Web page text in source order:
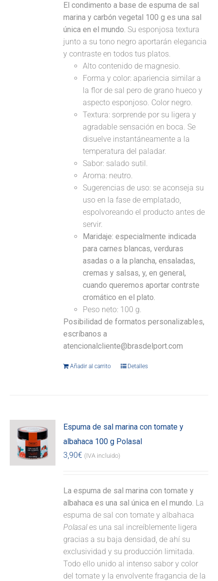
El condimento a base de espuma de sal
marina y carbón vegetal 100 g es una sal
única en el mundo. Su esponjosa textura
junto a su tono negro aportarán elegancia
y contraste en todos tus platos.
Alto contenido de magnesio.
Forma y color: apariencia similar a
la flor de sal pero de grano hueco y
aspecto esponjoso. Color negro.
Textura: sorprende por su ligera y
agradable sensación en boca. Se
disuelve instantáneamente a la
temperatura del paladar.
Sabor: salado sutil.
Aroma: neutro.
Sugerencias de uso: se aconseja su
uso en la fase de emplatado,
espolvoreando el producto antes de
servir.
Maridaje: especialmente indicada
para carnes blancas, verduras
asadas o a la plancha, ensaladas,
cremas y salsas, y, en general,
cuando queremos aportar contrste
cromático en el plato.
Peso neto: 100 g.
Posibilidad de formatos personalizables,
escríbanos a
atencionalcliente@brasdelport.com
Añadir al carrito Detalles
Espuma de sal marina con tomate y
albahaca 100 g Polasal
3,90€ (IVA incluido)
La espuma de sal marina con tomate y
albahaca es una sal única en el mundo. La
espuma de sal con tomate y albahaca
Polasales una sal increíblemente ligera
gracias a su baja densidad, de ahí su
exclusividad y su producción limitada.
Todo ello unido al intenso sabor y color
del tomate y la envolvente fragancia de la